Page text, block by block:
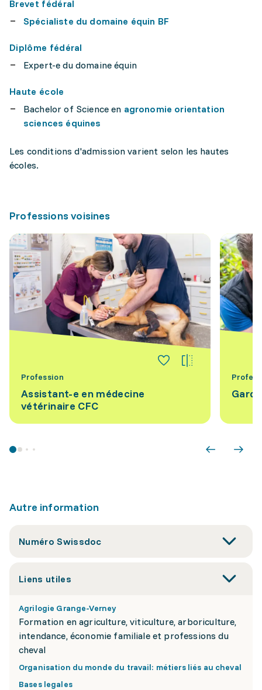
Brevet fédéral
Spécialiste du domaine équin BF
Diplôme fédéral
Expert-e du domaine équin
Haute école
Bachelor of Science en agronomie orientation
sciences équines
Les conditions d'admission varient selon les hautes
écoles.
Professions voisines
Profession
Assistant-e en médecine
vétérinaire CFC
Autre information
Numéro Swissdoc
Liens utiles
Agrilogie Grange-Verney
Formation en agriculture, viticulture, arboriculture,
intendance, économie familiale et professions du
cheval
Organisation du monde du travail: métiers liés au cheval
Bases legales